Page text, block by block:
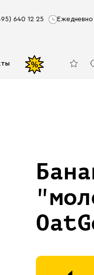
640 12 25 Ежедневно
%